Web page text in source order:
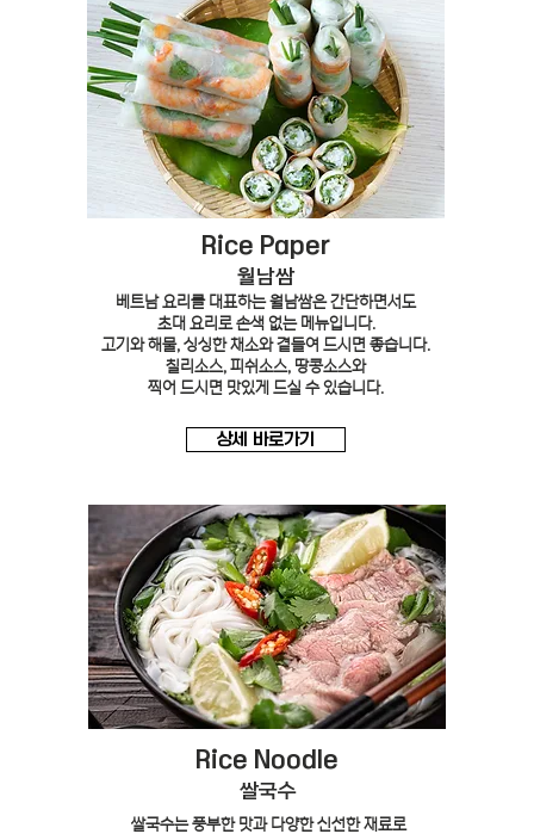
Rice Paper
​월남쌈
베트남 요리를 대표하는 월남쌈은 간단하면서도
초대 요리로 손색 없는 메뉴입니다.
고기와 해물, 싱싱한 채소와 곁들여 드시면 좋습니다.
칠리소스, 피쉬소스, 땅콩소스와
찍어 드시면 맛있게 드실 수 있습니다.
상세 바로가기
Rice Noodle
쌀국수
쌀국수는 풍부한 맛과 다양한 신선한 재료로